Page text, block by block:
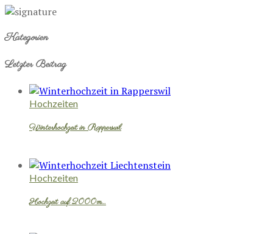
Kategorien
Letzter Beitrag
Hochzeiten
Winterhochzeit in Rapperswil
Hochzeiten
Hochzeit auf 2000m…